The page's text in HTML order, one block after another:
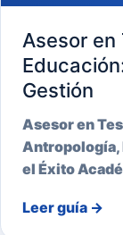
Asesor en
Gestión
Asesor en
Antropología,
el Éxito
Leer guía →